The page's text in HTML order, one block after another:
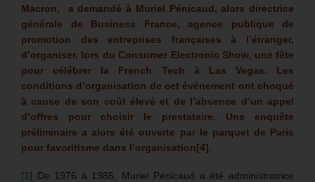
Macron, a demandé à Muriel Pénicaud, alors directrice
générale de Business France, agence publique de
promotion des entreprises françaises à l’étranger,
d’organiser, lors du Consumer Electronic Show, une fête
pour célébrer la French Tech à Las Vegas. Les
conditions d’organisation de cet événement ont choqué
à cause de son coût élevé et de l’absence d’un appel
d’offres pour choisir le prestataire. Une enquête
préliminaire a alors été ouverte par le parquet de Paris
pour favoritisme dans l’organisation[4].
[1] De 1976 à 1985, Muriel Pénicaud a été administratrice